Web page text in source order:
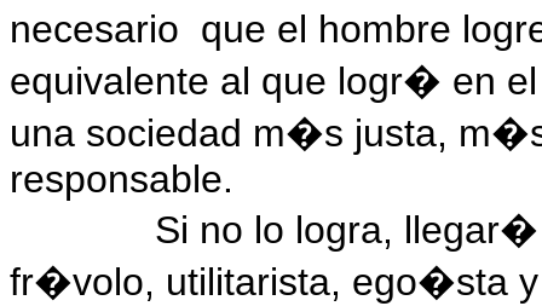
necesario que el hombre
equivalente al que logr� en
una sociedad m�s justa,
responsable.
Si no lo logra,
fr�volo, utilitarista, ego�sta